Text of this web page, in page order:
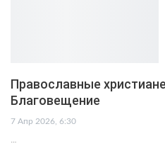
Православные
Благовещение
7 Апр 2026, 6:30
…